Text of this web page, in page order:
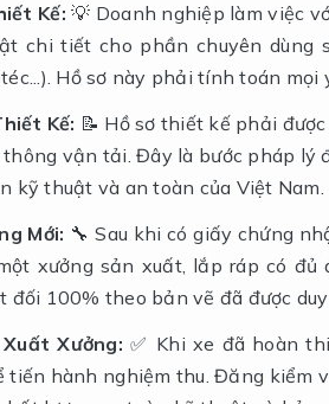
Kế: 💡 Doanh nghiệp làm việc
chi tiết cho phần chuyên dùng
Hồ sơ này phải tính toán
Kế: 📝 Hồ sơ thiết kế phải
thông vận tải. Đây là bước pháp
kỹ thuật và an toàn của Việt Nam.
Mới: 🔧 Sau khi có giấy chứng
xưởng sản xuất, lắp ráp có
đối 100% theo bản vẽ đã được
Xưởng: ✅ Khi xe đã hoàn
tiến hành nghiệm thu. Đăng kiểm